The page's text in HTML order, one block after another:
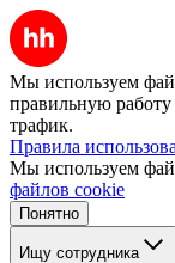
Мы используем
правильную работу
трафик.
Правила
Мы используем
файлов cookie
Понятно
Ищу сотрудника